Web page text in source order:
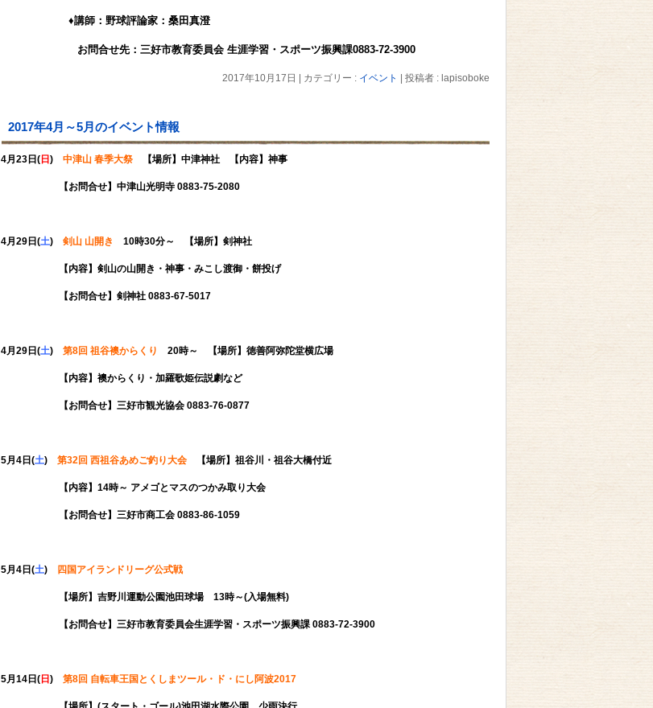
♦講師：野球評論家：桑田真澄
お問合せ先：三好市教育委員会 生涯学習・スポーツ振興課0883-72-3900
2017年10月17日 カテゴリー : イベント 投稿者 : lapisoboke
2017年4月～5月のイベント情報
4月23日( 日)中津山 春季大祭 【場所】中津神社 【内容】神事
【お問合せ】中津山光明寺 0883-75-2080
4月29日(土)剣山 山開き 10時30分～ 【場所】剣神社
【内容】剣山の山開き・神事・みこし渡御・餅投げ
【お問合せ】剣神社 0883-67-5017
4月29日(土) 第8回 祖谷襖からくり 20時～ 【場所】徳善阿弥陀堂横広場
【内容】襖からくり・加羅歌姫伝説劇など
【お問合せ】三好市観光協会 0883-76-0877
5月4日(土)第32回 西祖谷あめご釣り大会 【場所】祖谷川・祖谷大橋付近
【内容】14時～ アメゴとマスのつかみ取り大会
【お問合せ】三好市商工会 0883-86-1059
5月4日(土) 四国アイランドリーグ公式戦
【場所】吉野川運動公園池田球場 13時～(入場無料)
【お問合せ】三好市教育委員会生涯学習・スポーツ振興課 0883-72-3900
5月14日( 日)第8回 自転車王国とくしまツール・ド・にし阿波2017